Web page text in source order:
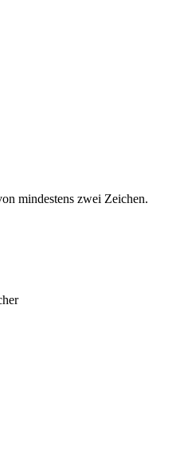
mindestens zwei Zeichen.